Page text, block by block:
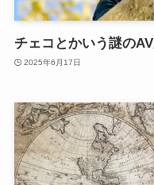
チェコとかいう謎の
2025年6月17日